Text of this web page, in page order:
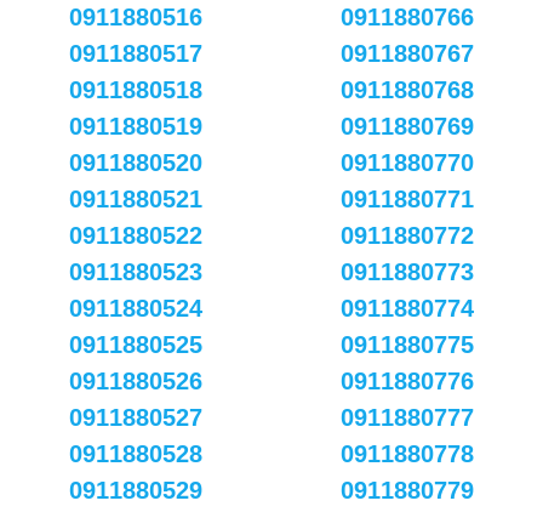
0911880516
0911880517
0911880518
0911880519
0911880520
0911880521
0911880522
0911880523
0911880524
0911880525
0911880526
0911880527
0911880528
0911880529
0911880766
0911880767
0911880768
0911880769
0911880770
0911880771
0911880772
0911880773
0911880774
0911880775
0911880776
0911880777
0911880778
0911880779